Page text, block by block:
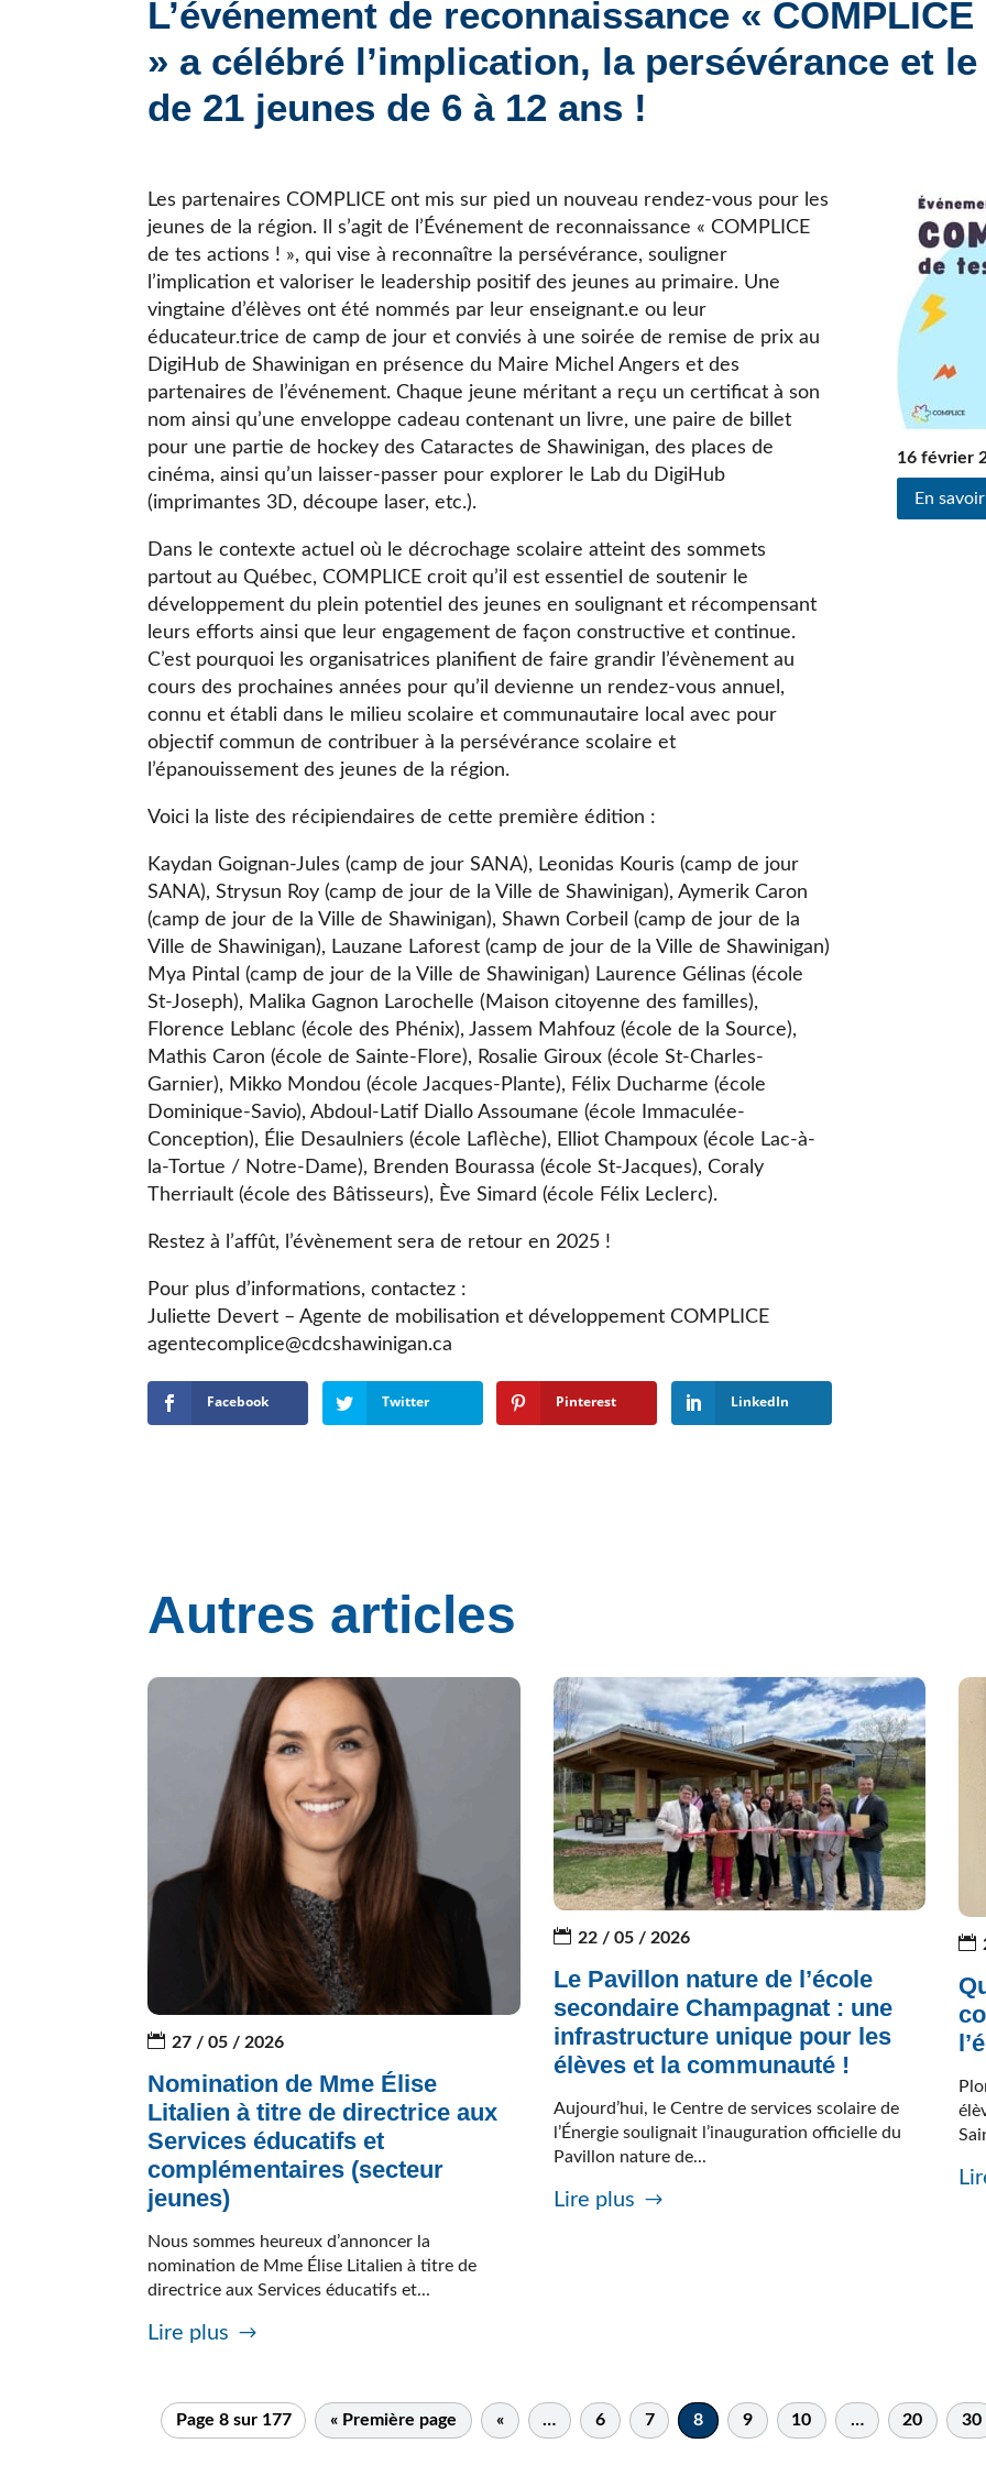
JE CHERCHE UNE ÉCOLE
Plaintes et protecteur de l’élève
Services complémentaires
SOUTIEN AUX PARENTS
Enseignement à la maison
Intégration linguistique, scolaire et sociale
Parents trucs pédagos et technos
Programme de formation de l’école québécoise
Élèves internationaux
Programmes offerts
Élèves internationaux
L’événement de reconnaissance «
» a célébré l’implication, la persévérance et
de 21 jeunes de 6 à 12 ans !
Les partenaires COMPLICE ont mis sur pied un nouveau rendez-vous pour les
jeunes de la région. Il s’agit de l’Événement de reconnaissance « COMPLICE
de tes actions ! », qui vise à reconnaître la persévérance, souligner
l’implication et valoriser le leadership positif des jeunes au primaire. Une
vingtaine d’élèves ont été nommés par leur enseignant.e ou leur
éducateur.trice de camp de jour et conviés à une soirée de remise de prix au
DigiHub de Shawinigan en présence du Maire Michel Angers et des
partenaires de l’événement. Chaque jeune méritant a reçu un certificat à son
nom ainsi qu’une enveloppe cadeau contenant un livre, une paire de billet
pour une partie de hockey des Cataractes de Shawinigan, des places de
cinéma, ainsi qu’un laisser-passer pour explorer le Lab du DigiHub
(imprimantes 3D, découpe laser, etc.).
Dans le contexte actuel où le décrochage scolaire atteint des sommets
partout au Québec, COMPLICE croit qu’il est essentiel de soutenir le
développement du plein potentiel des jeunes en soulignant et récompensant
leurs efforts ainsi que leur engagement de façon constructive et continue.
C’est pourquoi les organisatrices planifient de faire grandir l’évènement au
cours des prochaines années pour qu’il devienne un rendez-vous annuel,
connu et établi dans le milieu scolaire et communautaire local avec pour
objectif commun de contribuer à la persévérance scolaire et
l’épanouissement des jeunes de la région.
Voici la liste des récipiendaires de cette première édition :
Kaydan Goignan-Jules (camp de jour SANA), Leonidas Kouris (camp de jour
SANA), Strysun Roy (camp de jour de la Ville de Shawinigan), Aymerik Caron
(camp de jour de la Ville de Shawinigan), Shawn Corbeil (camp de jour de la
Ville de Shawinigan), Lauzane Laforest (camp de jour de la Ville de Shawinigan)
Mya Pintal (camp de jour de la Ville de Shawinigan) Laurence Gélinas (école
St-Joseph), Malika Gagnon Larochelle (Maison citoyenne des familles),
Florence Leblanc (école des Phénix), Jassem Mahfouz (école de la Source),
Mathis Caron (école de Sainte-Flore), Rosalie Giroux (école St-Charles-
Garnier), Mikko Mondou (école Jacques-Plante), Félix Ducharme (école
Dominique-Savio), Abdoul-Latif Diallo Assoumane (école Immaculée-
Conception), Élie Desaulniers (école Laflèche), Elliot Champoux (école Lac-à-
la-Tortue / Notre-Dame), Brenden Bourassa (école St-Jacques), Coraly
Therriault (école des Bâtisseurs), Ève Simard (école Félix Leclerc).
Restez à l’affût, l’évènement sera de retour en 2025 !
Pour plus d’informations, contactez :
Juliette Devert – Agente de mobilisation et développement COMPLICE
agentecomplice@cdcshawinigan.ca
Facebook Twitter Pinterest LinkedIn
16 février
En
Autres articles
27 / 05 / 2026
Nomination de Mme Élise
Litalien à titre de directrice aux
Services éducatifs et
complémentaires (secteur
jeunes)
Nous sommes heureux d’annoncer la
nomination de Mme Élise Litalien à titre de
directrice aux Services éducatifs et...
Lire plus
22 / 05 / 2026
Le Pavillon nature de l’école
secondaire Champagnat : une
infrastructure unique pour les
élèves et la communauté !
Aujourd’hui, le Centre de services scolaire de
l’Énergie soulignait l’inauguration officielle du
Pavillon nature de...
Lire plus
Page 8 sur 177 « Première page « … 6 7 8 9 10 … 20 30